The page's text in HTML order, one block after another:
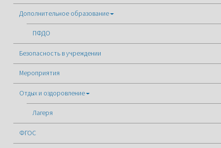
Дополнительное образование
ПФДО
Безопасность в учреждении
Мероприятия
Отдых и оздоровление
Лагеря
ФГОС